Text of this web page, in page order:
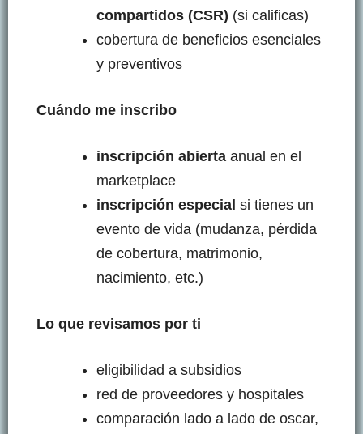
compartidos (CSR) (si calificas)
cobertura de beneficios esenciales
y preventivos
Cuándo me inscribo
inscripción abierta anual en el
marketplace
inscripción especial si tienes un
evento de vida (mudanza, pérdida
de cobertura, matrimonio,
nacimiento, etc.)
Lo que revisamos por ti
eligibilidad a subsidios
red de proveedores y hospitales
comparación lado a lado de oscar,